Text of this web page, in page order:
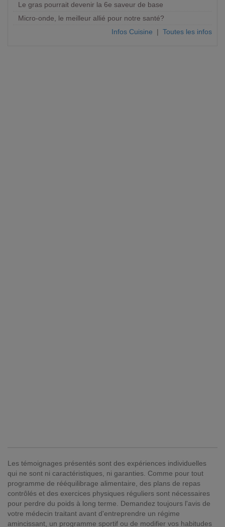
Le gras pourrait devenir la 6e saveur de base
Micro-onde, le meilleur allié pour notre santé?
Infos Cuisine | Toutes les infos
Les témoignages présentés sont des expériences individuelles
qui ne sont ni caractéristiques, ni garanties. Comme pour tout
programme de rééquilibrage alimentaire, des plans de repas
contrôlés et des exercices physiques réguliers sont nécessaires
pour perdre du poids à long terme. Demandez toujours l'avis de
votre médecin traitant avant d'entreprendre un régime
amincissant, un programme sportif ou de modifier vos habitudes